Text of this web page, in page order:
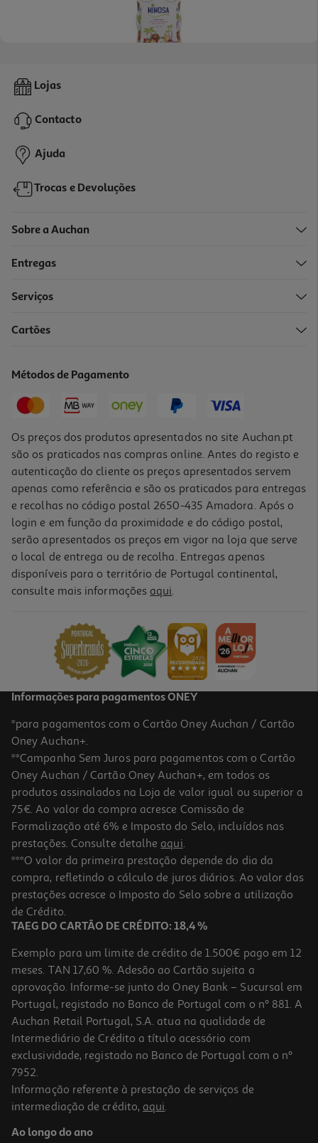
Iogurte Liquido Mimosa Banana/morango Infantil 4x151 Ml
2,09 €
-26%
Iogurte Infantil Danonino Para Levar Morango-Banana 4x70g
Price reduced from
5.0
Iogurte Yoco Lãfquido Morango 6x90g
4.61 €/Kg
2,49 €
Lojas
Contacto
Ajuda
Trocas e Devoluções
Sobre a Auchan
Entregas
Serviços
Cartões
Métodos de Pagamento
Os preços dos produtos apresentados no site Auchan.pt
são os praticados nas compras online. Antes do registo e
autenticação do cliente os preços apresentados servem
apenas como referência e são os praticados para entregas
e recolhas no código postal 2650-435 Amadora. Após o
login e em função da proximidade e do código postal,
serão apresentados os preços em vigor na loja que serve
o local de entrega ou de recolha. Entregas apenas
disponíveis para o território de Portugal continental,
consulte mais informações aqui.
Informações para pagamentos ONEY
*para pagamentos com o Cartão Oney Auchan / Cartão
Oney Auchan+.
**Campanha Sem Juros para pagamentos com o Cartão
Oney Auchan / Cartão Oney Auchan+, em todos os
produtos assinalados na Loja de valor igual ou superior a
75€. Ao valor da compra acresce Comissão de
Formalização até 6% e Imposto do Selo, incluídos nas
prestações. Consulte detalhe aqui.
***O valor da primeira prestação depende do dia da
compra, refletindo o cálculo de juros diários. Ao valor das
prestações acresce o Imposto do Selo sobre a utilização
de Crédito.
TAEG DO CARTÃO DE CRÉDITO: 18,4 %
Exemplo para um limite de crédito de 1.500€ pago em 12
meses. TAN 17,60 %. Adesão ao Cartão sujeita a
aprovação. Informe-se junto do Oney Bank – Sucursal em
Portugal, registado no Banco de Portugal com o nº 881. A
Auchan Retail Portugal, S.A. atua na qualidade de
Intermediário de Crédito a título acessório com
exclusividade, registado no Banco de Portugal com o nº
7952.
Informação referente à prestação de serviços de
intermediação de crédito, aqui.
Ao longo do ano